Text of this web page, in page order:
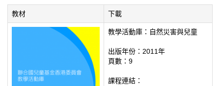
教材 下載
教學活動庫：自然災害與兒童
出版年份：2011年
頁數：9
課程連結：